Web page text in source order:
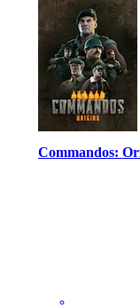
Commandos: